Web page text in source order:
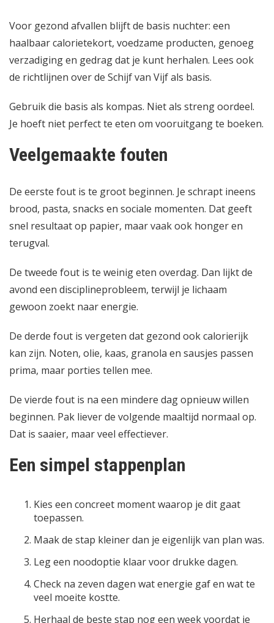
Voor gezond afvallen blijft de basis nuchter: een
haalbaar calorietekort, voedzame producten, genoeg
verzadiging en gedrag dat je kunt herhalen. Lees ook
de richtlijnen overde Schijf van Vijf als basis.
Gebruik die basis als kompas. Niet als streng oordeel.
Je hoeft niet perfect te eten om vooruitgang te boeken.
Veelgemaakte fouten
De eerste fout is te groot beginnen. Je schrapt ineens
brood, pasta, snacks en sociale momenten. Dat geeft
snel resultaat op papier, maar vaak ook honger en
terugval.
De tweede fout is te weinig eten overdag. Dan lijkt de
avond een disciplineprobleem, terwijl je lichaam
gewoon zoekt naar energie.
De derde fout is vergeten dat gezond ook calorierijk
kan zijn. Noten, olie, kaas, granola en sausjes passen
prima, maar porties tellen mee.
De vierde fout is na een mindere dag opnieuw willen
beginnen. Pak liever de volgende maaltijd normaal op.
Dat is saaier, maar veel effectiever.
Een simpel stappenplan
Kies een concreet moment waarop je dit gaat
toepassen.
Maak de stap kleiner dan je eigenlijk van plan was.
Leg een noodoptie klaar voor drukke dagen.
Check na zeven dagen wat energie gaf en wat te
veel moeite kostte.
Herhaal de beste stap nog een week voordat je